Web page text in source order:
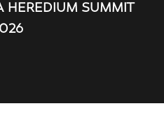
HEREDIUM SUMMIT